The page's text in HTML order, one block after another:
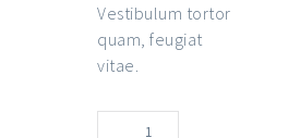
Vestibulum tortor
quam, feugiat
vitae.